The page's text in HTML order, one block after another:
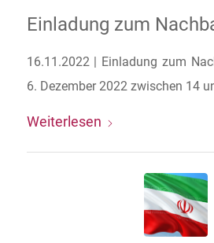
Einladung zum
16.11.2022 | Einladung zum
6. Dezember 2022 zwischen 14
Weiterlesen